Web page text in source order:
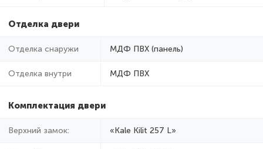
Отделка двери
Отделка снаружи МДФ ПВХ (панель)
Отделка внутри МДФ ПВХ
Комплектация двери
Верхний замок: «Kale Kilit 257 L»